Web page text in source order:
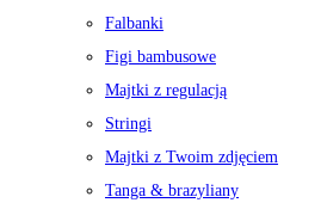
Falbanki
Figi bambusowe
Majtki z regulacją
Stringi
Majtki z Twoim zdjęciem
Tanga & brazyliany